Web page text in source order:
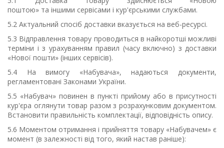
поштою» та іншими сервісами і кур'єрськими службами.
5.2 Актуальний спосіб доставки вказується на веб-ресурсі.
5.3 Відправлення товару проводиться в найкоротші можливі
терміни і з урахуванням правил (часу включно) з доставки
«Нової пошти» (інших сервісів).
5.4 На вимогу «Набувача», надаються документи,
регламентовані Законами України.
5.5 «Набувач» повинен в пункті прийому або в присутності
кур'єра оглянути товар разом з розрахунковим документом.
Встановити правильність комплектації, відповідність опису.
5.6 Моментом отримання і прийняття товару «Набувачем» є
момент (в залежності від того, який настав раніше):